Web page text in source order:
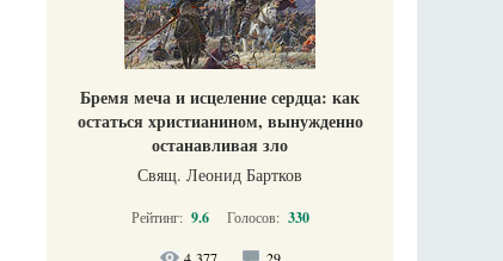
Бремя меча и исцеление сердца: как
остаться христианином, вынужденно
останавливая зло
Свящ. Леонид Бартков
Рейтинг: 9.6 Голосов: 330